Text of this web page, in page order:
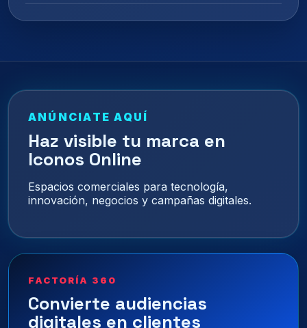
ANÚNCIATE AQUÍ
Haz visible tu marca en
Iconos Online
Espacios comerciales para tecnología,
innovación, negocios y campañas digitales.
FACTORÍA 360
Convierte audiencias
digitales en clientes